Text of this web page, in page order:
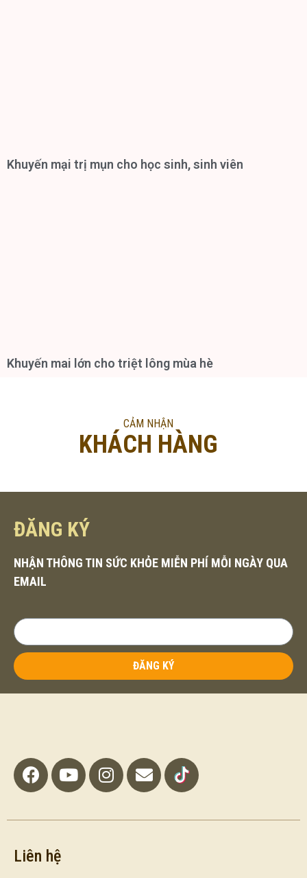
Khuyến mại trị mụn cho học sinh, sinh viên
Khuyến mai lớn cho triệt lông mùa hè
CẢM NHẬN
KHÁCH HÀNG
ĐĂNG KÝ
NHẬN THÔNG TIN SỨC KHỎE MIỄN PHÍ MỖI NGÀY QUA
EMAIL
ĐĂNG KÝ
Liên hệ